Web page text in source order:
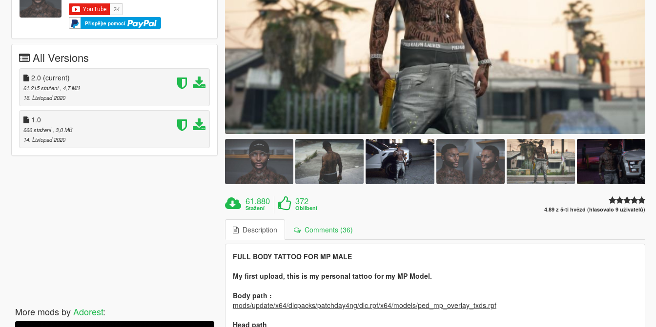
Přispějte pomocí
All Versions
2.0 (current)
61.215 stažení , 4,7 MB
16. Listopad 2020
1.0
666 stažení , 3,0 MB
14. Listopad 2020
More mods byAdorest:
61.880
Stažení
372
Oblíbení 4.89 z 5-ti hvězd (hlasovalo 9 uživatelů)
Description Comments (36)
FULL BODY TATTOO FOR MP MALE
My first upload, this is my personal tattoo for my MP Model.
Body path :
mods/update/x64/dlcpacks/patchday4ng/dlc.rpf/x64/models/ped_mp_overlay_txds.rpf
Head path